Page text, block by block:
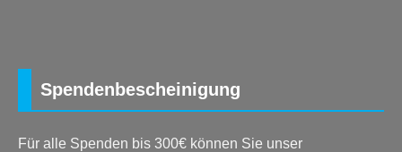
Spendenbescheinigung
Für alle Spenden bis 300€ können Sie unser